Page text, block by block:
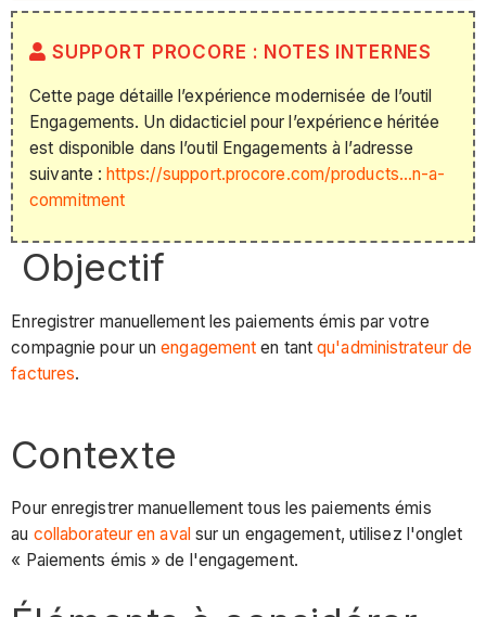
SUPPORT PROCORE : NOTES INTERNES
Cette page détaille l’expérience modernisée de l’outil
Engagements. Un didacticiel pour l’expérience héritée
est disponible dans l’outil Engagements à l’adresse
suivante : https://support.procore.com/products...n-a-
commitment
Objectif
Enregistrer manuellement les paiements émis par votre
compagnie pour unengagement en tantqu'administrateur de
factures.
Contexte
Pour enregistrer manuellement tous les paiements émis
au collaborateur en avalsur un engagement, utilisez l'onglet
« Paiements émis » de l'engagement.